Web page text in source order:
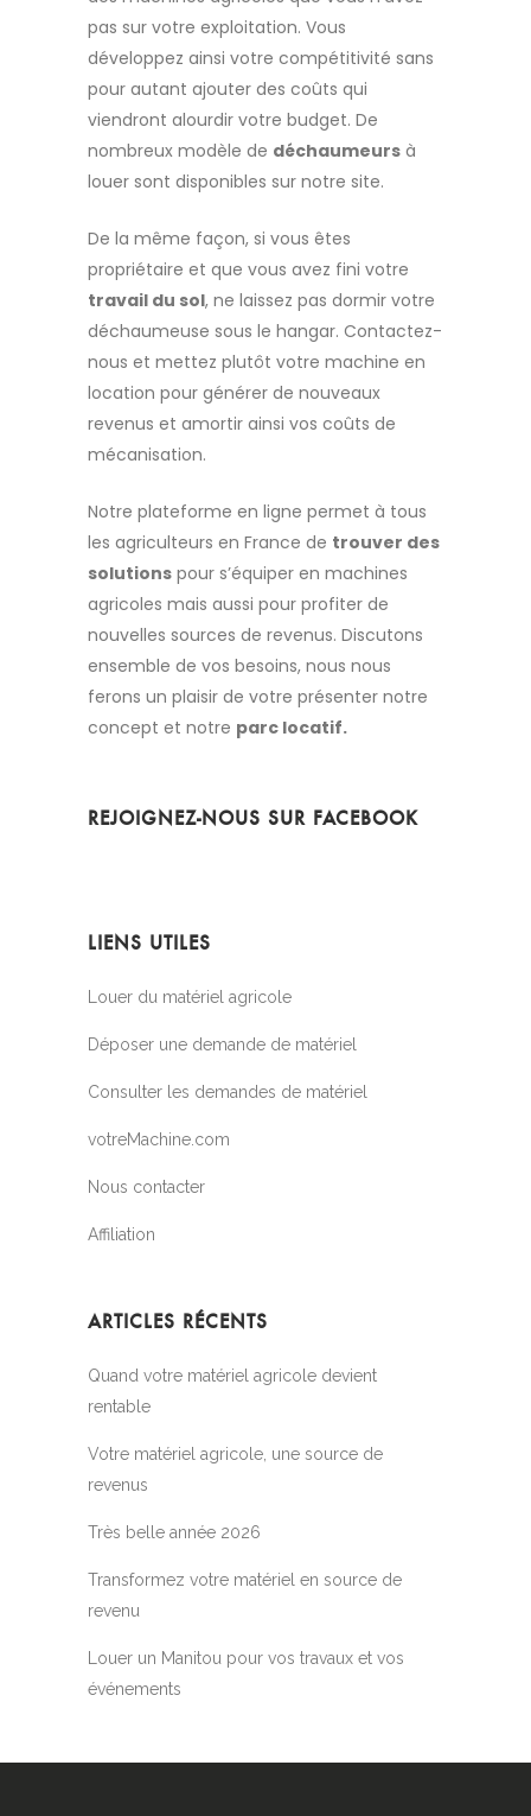
pas sur votre exploitation. Vous
développez ainsi votre compétitivité sans
pour autant ajouter des coûts qui
viendront alourdir votre budget. De
nombreux modèle de déchaumeurs à
louer sont disponibles sur notre site.
De la même façon, si vous êtes
propriétaire et que vous avez fini votre
travail du sol, ne laissez pas dormir votre
déchaumeuse sous le hangar. Contactez-
nous et mettez plutôt votre machine en
location pour générer de nouveaux
revenus et amortir ainsi vos coûts de
mécanisation.
Notre plateforme en ligne permet à tous
les agriculteurs en France de trouver des
solutions pour s’équiper en machines
agricoles mais aussi pour profiter de
nouvelles sources de revenus. Discutons
ensemble de vos besoins, nous nous
ferons un plaisir de votre présenter notre
concept et notre parc locatif.
REJOIGNEZ-NOUS SUR FACEBOOK
LIENS UTILES
Louer du matériel agricole
Déposer une demande de matériel
Consulter les demandes de matériel
votreMachine.com
Nous contacter
Affiliation
ARTICLES RÉCENTS
Quand votre matériel agricole devient
rentable
Votre matériel agricole, une source de
revenus
Très belle année 2026
Transformez votre matériel en source de
revenu
Louer un Manitou pour vos travaux et vos
événements